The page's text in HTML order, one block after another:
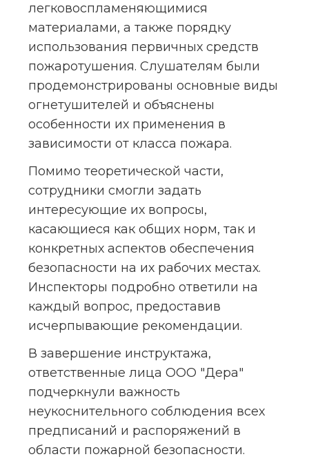
легковоспламеняющимися
материалами, а также порядку
использования первичных средств
пожаротушения. Слушателям были
продемонстрированы основные виды
огнетушителей и объяснены
особенности их применения в
зависимости от класса пожара.
Помимо теоретической части,
сотрудники смогли задать
интересующие их вопросы,
касающиеся как общих норм, так и
конкретных аспектов обеспечения
безопасности на их рабочих местах.
Инспекторы подробно ответили на
каждый вопрос, предоставив
исчерпывающие рекомендации.
В завершение инструктажа,
ответственные лица ООО "Дера"
подчеркнули важность
неукоснительного соблюдения всех
предписаний и распоряжений в
области пожарной безопасности.